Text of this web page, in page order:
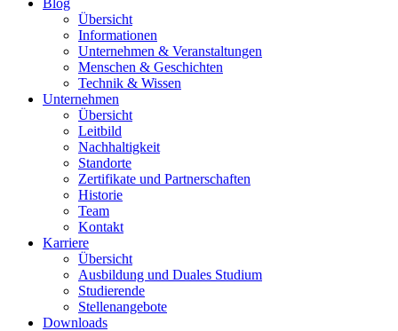
Blog
Übersicht
Informationen
Unternehmen & Veranstaltungen
Menschen & Geschichten
Technik & Wissen
Unternehmen
Übersicht
Leitbild
Nachhaltigkeit
Standorte
Zertifikate und Partnerschaften
Historie
Team
Kontakt
Karriere
Übersicht
Ausbildung und Duales Studium
Studierende
Stellenangebote
Downloads